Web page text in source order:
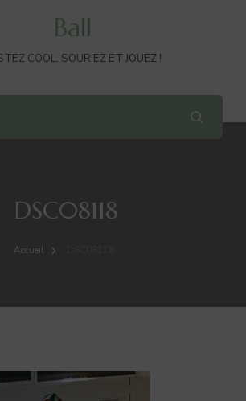
Ball
COOL, SOURIEZ ET JOUEZ !
DSC08118
Accueil